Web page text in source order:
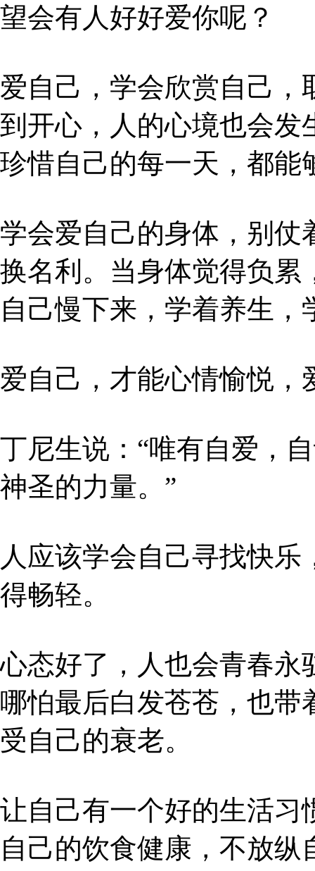
望会有人好好爱你呢？
爱自己，学会欣赏自己，
到开心，人的心境也会发
珍惜自己的每一天，都能
学会爱自己的身体，别仗
换名利。当身体觉得负累
自己慢下来，学着养生，
爱自己，才能心情愉悦，
丁尼生说：“唯有自爱，
神圣的力量。”
人应该学会自己寻找快
得畅轻。
心态好了，人也会青春永
哪怕最后白发苍苍，也带
受自己的衰老。
让自己有一个好的生活习
自己的饮食健康，不放